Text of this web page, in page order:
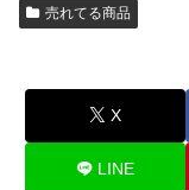
売れてる商品
X
LINE